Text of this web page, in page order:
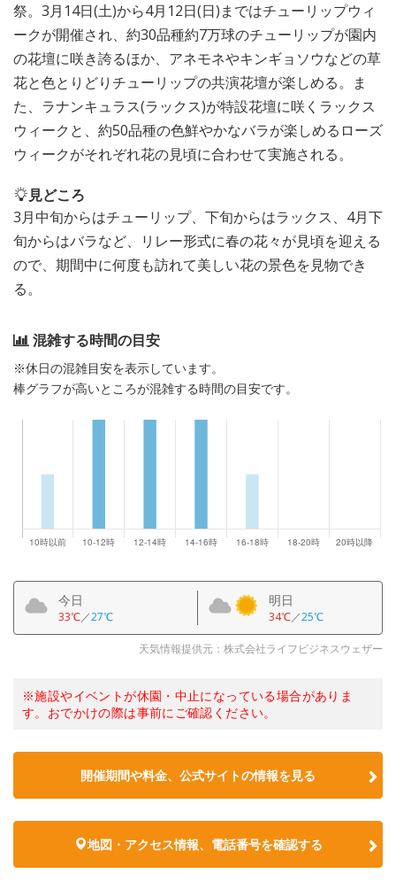
祭。3月14日(土)から4月12日(日)まではチューリップウィ
ークが開催され、約30品種約7万球のチューリップが園内
の花壇に咲き誇るほか、アネモネやキンギョソウなどの草
花と色とりどりチューリップの共演花壇が楽しめる。ま
た、ラナンキュラス(ラックス)が特設花壇に咲くラックス
ウィークと、約50品種の色鮮やかなバラが楽しめるローズ
ウィークがそれぞれ花の見頃に合わせて実施される。
見どころ
3月中旬からはチューリップ、下旬からはラックス、4月下
旬からはバラなど、リレー形式に春の花々が見頃を迎える
ので、期間中に何度も訪れて美しい花の景色を見物でき
る。
混雑する時間の目安
※休日の混雑目安を表示しています。
棒グラフが高いところが混雑する時間の目安です。
今日
33℃／27℃
明日
34℃／25℃
天気情報提供元：株式会社ライフビジネスウェザー
※施設やイベントが休園・中止になっている場合がありま
す。おでかけの際は事前にご確認ください。
開催期間や料金、公式サイトの情報を見る
地図・アクセス情報、電話番号を確認する